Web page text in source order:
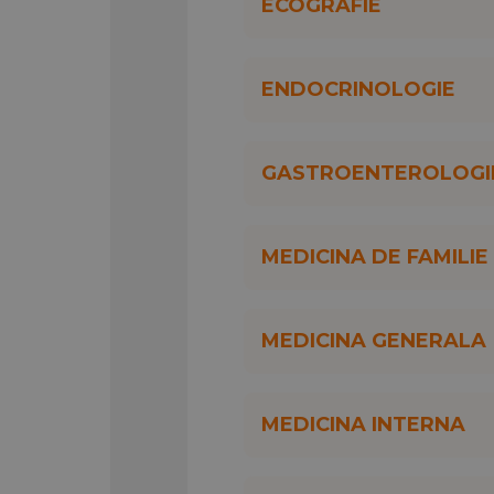
ECOGRAFIE
ENDOCRINOLOGIE
MEDICINA DE FAMILIE
MEDICINA GENERALA
MEDICINA INTERNA